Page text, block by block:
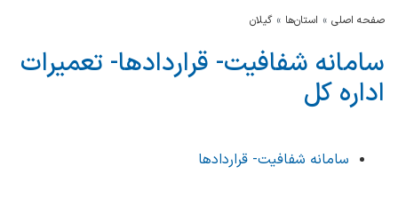
صفحه اصلی استان‌ها گيلان
سامانه شفافیت- قراردادها- تعمیرات
اداره کل
سامانه شفافیت- قراردادها